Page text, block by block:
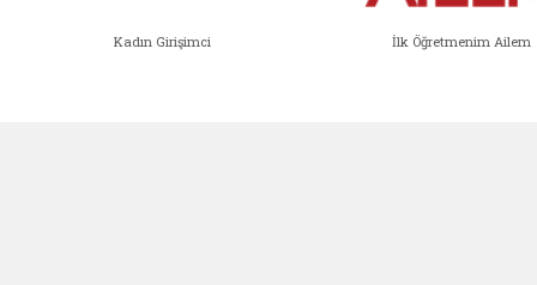
Kadın Girişimci İlk Öğretmenim Ailem